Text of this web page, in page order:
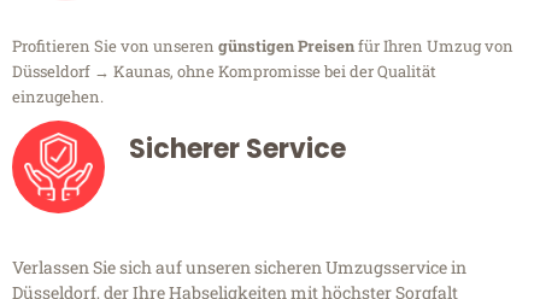
Profitieren Sie von unseren günstigen Preisenfür Ihren Umzug von
Düsseldorf → Kaunas, ohne Kompromisse bei der Qualität
einzugehen.
Sicherer Service
Verlassen Sie sich auf unseren sicheren Umzugsservice in
Düsseldorf, der Ihre Habseligkeiten mit höchster Sorgfalt